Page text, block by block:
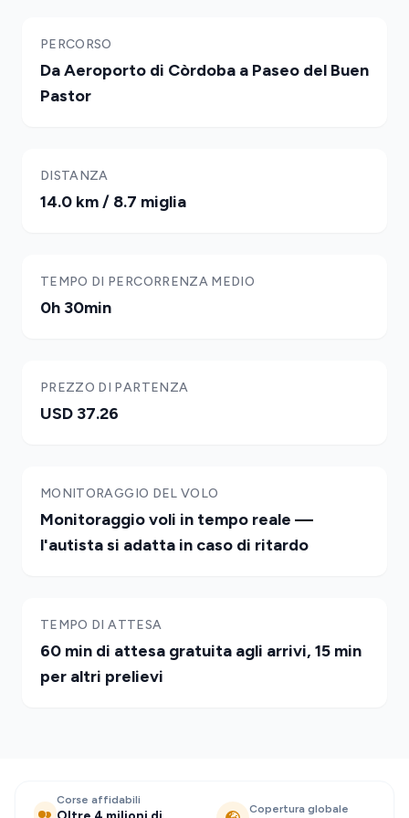
PERCORSO
Da Aeroporto di Còrdoba a Paseo del Buen
Pastor
DISTANZA
14.0 km / 8.7 miglia
TEMPO DI PERCORRENZA MEDIO
0h 30min
PREZZO DI PARTENZA
USD 37.26
MONITORAGGIO DEL VOLO
Monitoraggio voli in tempo reale —
l'autista si adatta in caso di ritardo
TEMPO DI ATTESA
60 min di attesa gratuita agli arrivi, 15 min
per altri prelievi
Corse affidabili
Copertura globale